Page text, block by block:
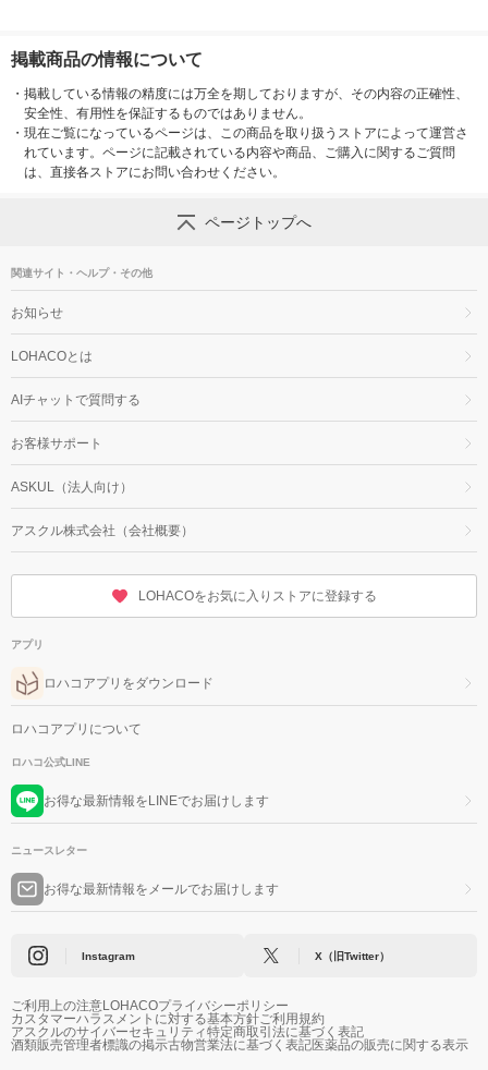
掲載商品の情報について
・ 掲載している情報の精度には万全を期しておりますが、その内容の正確性、
安全性、有用性を保証するものではありません。
・ 現在ご覧になっているページは、この商品を取り扱うストアによって運営さ
れています。ページに記載されている内容や商品、ご購入に関するご質問
は、直接各ストアにお問い合わせください。
ページトップへ
関連サイト・ヘルプ・その他
お知らせ
LOHACOとは
AIチャットで質問する
お客様サポート
ASKUL（法人向け）
アスクル株式会社（会社概要）
LOHACOをお気に入りストアに登録する
アプリ
ロハコアプリをダウンロード
ロハコアプリについて
ロハコ公式LINE
お得な最新情報をLINEでお届けします
ニュースレター
お得な最新情報をメールでお届けします
Instagram X（旧Twitter）
ご利用上の注意LOHACOプライバシーポリシー
カスタマーハラスメントに対する基本方針ご利用規約
アスクルのサイバーセキュリティ特定商取引法に基づく表記
酒類販売管理者標識の掲示古物営業法に基づく表記医薬品の販売に関する表示